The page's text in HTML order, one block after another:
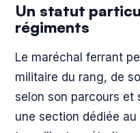
Un statut
régiments
Le maréchal ferrant
militaire du rang, de
selon son parcours et
une section dédiée